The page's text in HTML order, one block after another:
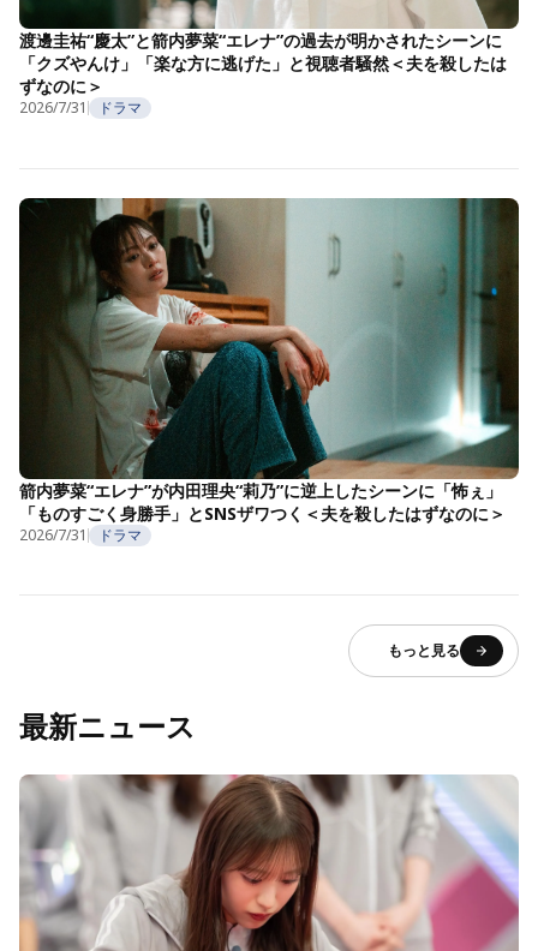
渡邊圭祐“慶太”と箭内夢菜“エレナ”の過去が明かされたシーンに
「クズやんけ」「楽な方に逃げた」と視聴者騒然＜夫を殺したは
ずなのに＞
2026/7/31 ドラマ
箭内夢菜“エレナ”が内田理央“莉乃”に逆上したシーンに「怖ぇ」
「ものすごく身勝手」とSNSザワつく＜夫を殺したはずなのに＞
2026/7/31 ドラマ
もっと見る
最新ニュース